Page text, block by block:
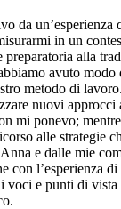
da un’esperienza
in un
preparatoria alla
avuto
metodo di
nuovi approcci
mi ponevo;
alle strategie
e dalle mie
con l’esperienza
voci e punti di vista